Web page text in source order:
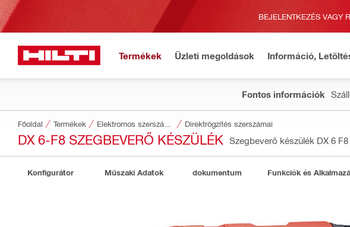
BEJELENTKEZÉS VAGY
Termékek Üzleti megoldások Információ,
Fontos információk
Főoldal Termékek Direktrögzítés szerszámai
DX 6-F8 SZEGBEVERŐ KÉSZÜLÉK Szegbeverő készülék DX 6 F8
Konfigurátor Műszaki Adatok dokumentum Funkciók és